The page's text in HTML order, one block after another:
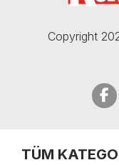
Copyright
TÜM